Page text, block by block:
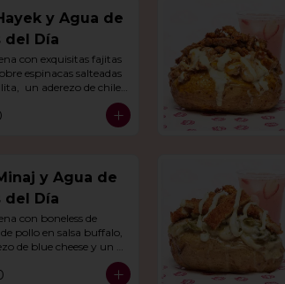
y Agua de
del Día
con exquisitas fajitas
espinacas salteadas
un aderezo de chile
Acompañado de agua
y Agua de
del Día
con boneless de
pollo en salsa buffalo,
de blue cheese y un
relleno de jalapeño.
día.